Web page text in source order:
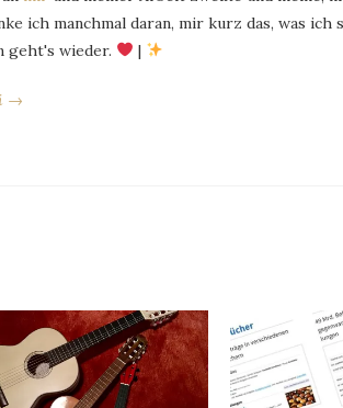
ich manchmal daran, mir kurz das, was ich
geht's wieder.
|
→